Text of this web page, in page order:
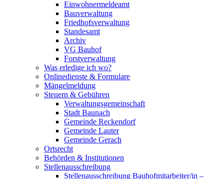
Einwohnermeldeamt
Bauverwaltung
Friedhofsverwaltung
Standesamt
Archiv
VG Bauhof
Forstverwaltung
Was erledige ich wo?
Onlinedienste & Formulare
Mängelmeldung
Steuern & Gebühren
Verwaltungsgemeinschaft
Stadt Baunach
Gemeinde Reckendorf
Gemeinde Lauter
Gemeinde Gerach
Ortsrecht
Behörden & Institutionen
Stellenausschreibung
Stellenausschreibung Bauhofmitarbeiter/in –